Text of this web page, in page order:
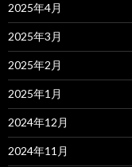
2025年4月
2025年3月
2025年2月
2025年1月
2024年12月
2024年11月